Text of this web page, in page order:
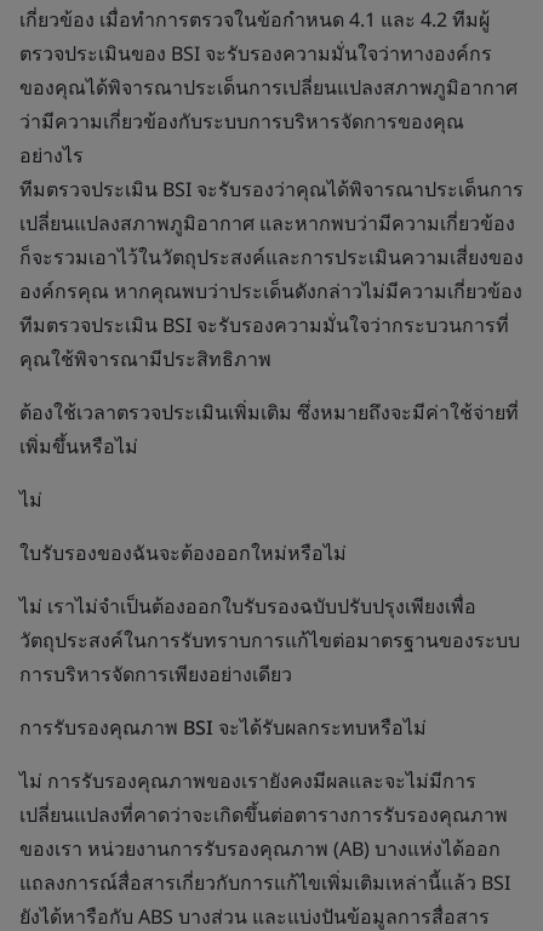
เกี่ยวข้อง เมื่อทำการตรวจในข้อกำหนด 4.1 และ 4.2 ทีมผู้
ตรวจประเมินของ BSI จะรับรองความมั่นใจว่าทางองค์กร
ของคุณได้พิจารณาประเด็นการเปลี่ยนแปลงสภาพภูมิอากาศ
ว่ามีความเกี่ยวข้องกับระบบการบริหารจัดการของคุณ
อย่างไร
ทีมตรวจประเมิน BSI จะรับรองว่าคุณได้พิจารณาประเด็นการ
เปลี่ยนแปลงสภาพภูมิอากาศ และหากพบว่ามีความเกี่ยวข้อง
ก็จะรวมเอาไว้ในวัตถุประสงค์และการประเมินความเสี่ยงของ
องค์กรคุณ หากคุณพบว่าประเด็นดังกล่าวไม่มีความเกี่ยวข้อง
ทีมตรวจประเมิน BSI จะรับรองความมั่นใจว่ากระบวนการที่
คุณใช้พิจารณามีประสิทธิภาพ
ต้องใช้เวลาตรวจประเมินเพิ่มเติม ซึ่งหมายถึงจะมีค่าใช้จ่ายที่
เพิ่มขึ้นหรือไม่
ไม่
ใบรับรองของฉันจะต้องออกใหม่หรือไม่
ไม่ เราไม่จำเป็นต้องออกใบรับรองฉบับปรับปรุงเพียงเพื่อ
วัตถุประสงค์ในการรับทราบการแก้ไขต่อมาตรฐานของระบบ
การบริหารจัดการเพียงอย่างเดียว
การรับรองคุณภาพ BSI จะได้รับผลกระทบหรือไม่
ไม่ การรับรองคุณภาพของเรายังคงมีผลและจะไม่มีการ
เปลี่ยนแปลงที่คาดว่าจะเกิดขึ้นต่อตารางการรับรองคุณภาพ
ของเรา หน่วยงานการรับรองคุณภาพ (AB) บางแห่งได้ออก
แถลงการณ์สื่อสารเกี่ยวกับการแก้ไขเพิ่มเติมเหล่านี้แล้ว BSI
ยังได้หารือกับ ABS บางส่วน และแบ่งปันข้อมูลการสื่อสาร